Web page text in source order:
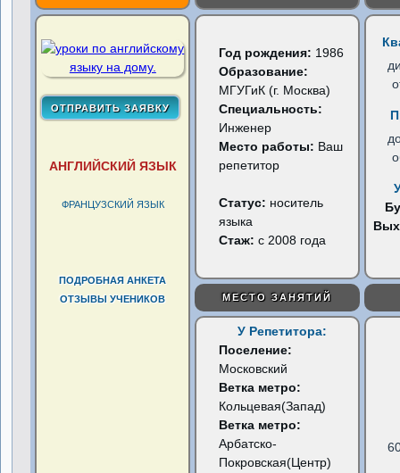
АНГЛИЙСКИЙ ЯЗЫК
ФРАНЦУЗСКИЙ ЯЗЫК
ПОДРОБНАЯ АНКЕТА
ОТЗЫВЫ УЧЕНИКОВ
Год рождения: 1986
Образование:
МГУГиК (г. Москва)
Специальность:
Инженер
Место работы: Ваш
репетитор
Статус: носитель
языка
Стаж: с 2008 года
МЕСТО ЗАНЯТИЙ
У Репетитора:
Поселение:
Московский
Ветка метро:
Кольцевая(Запад)
Ветка метро:
Арбатско-
Покровская(Центр)